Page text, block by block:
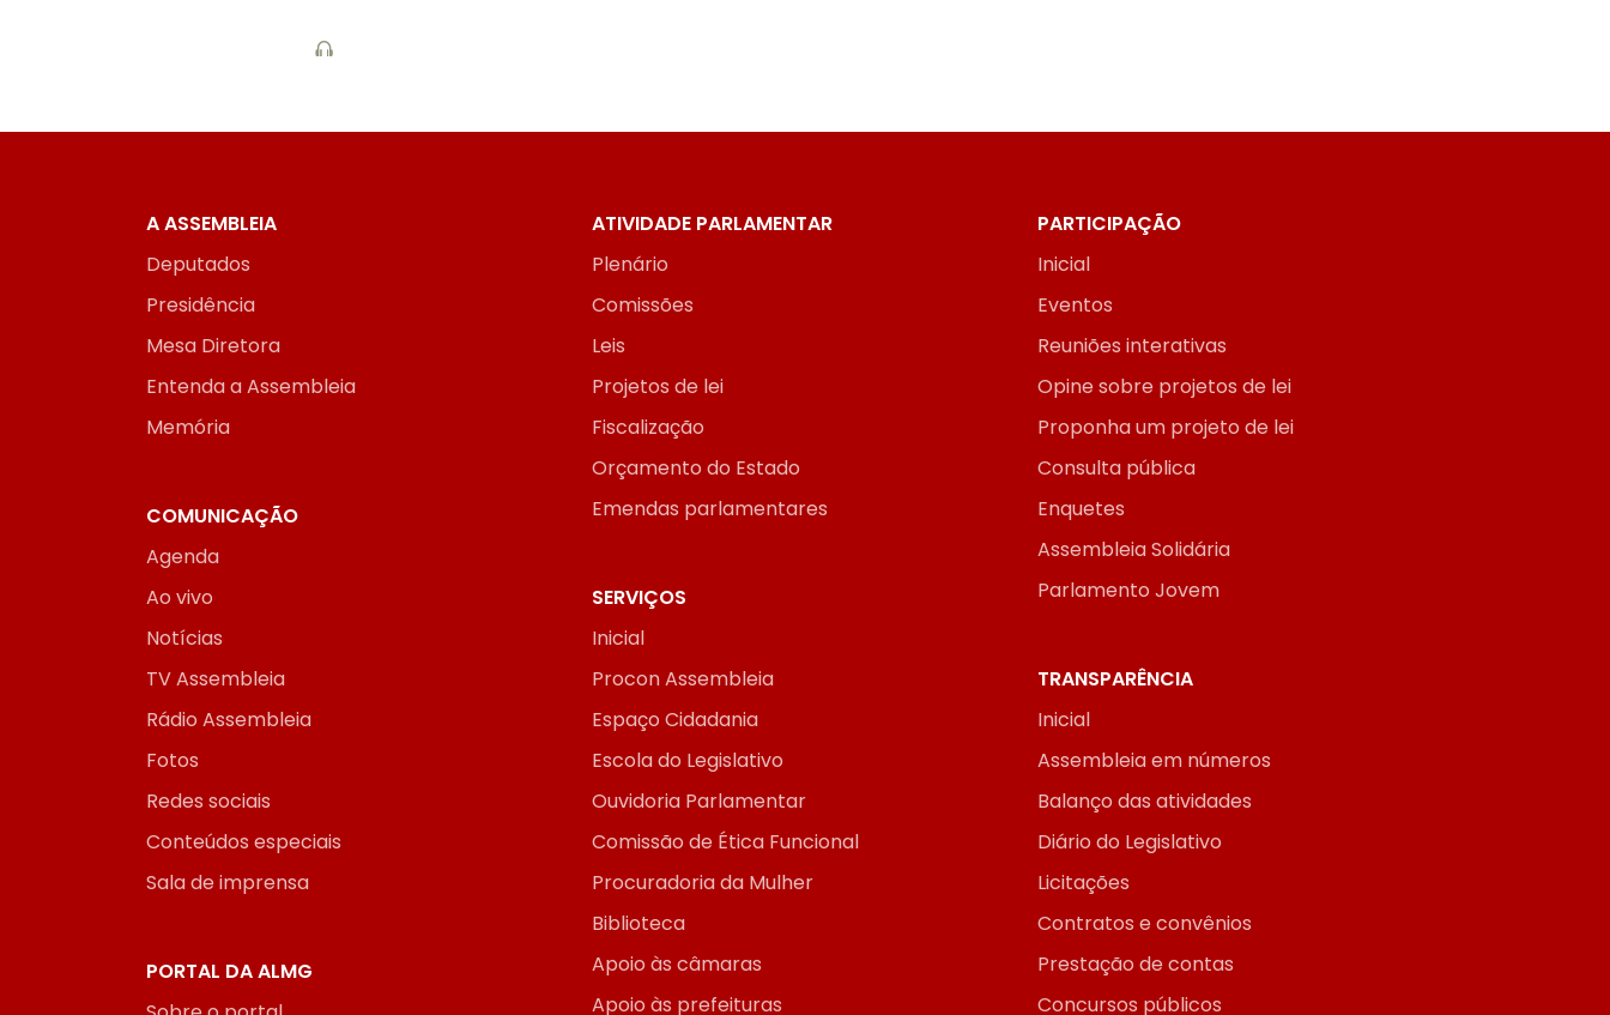
A ASSEMBLEIA
Deputados
Presidência
Mesa Diretora
Entenda a Assembleia
Memória
ATIVIDADE PARLAMENTAR
Plenário
Comissões
Leis
Projetos de lei
Fiscalização
Orçamento do Estado
Emendas parlamentares
PARTICIPAÇÃO
Inicial
Eventos
Reuniões interativas
Opine sobre projetos de lei
Proponha um projeto de lei
Consulta pública
Enquetes
Assembleia Solidária
Parlamento Jovem
COMUNICAÇÃO
Agenda
Ao vivo
Notícias
TV Assembleia
Rádio Assembleia
Fotos
Redes sociais
Conteúdos especiais
Sala de imprensa
SERVIÇOS
Inicial
Procon Assembleia
Espaço Cidadania
Escola do Legislativo
Ouvidoria Parlamentar
Comissão de Ética Funcional
Procuradoria da Mulher
Biblioteca
Apoio às câmaras
Apoio às prefeituras
TRANSPARÊNCIA
Inicial
Assembleia em números
Balanço das atividades
Diário do Legislativo
Licitações
Contratos e convênios
Prestação de contas
Concursos públicos
PORTAL DA ALMG